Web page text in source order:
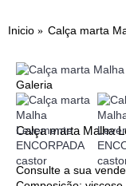
Inicio Calça marta
Galeria
Calça marta Malha
Consulte a sua